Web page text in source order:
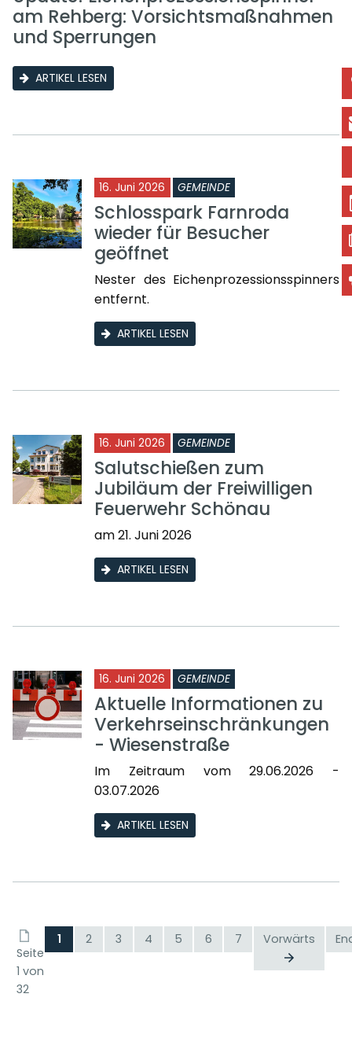
am Rehberg: Vorsichtsmaßnahmen
und Sperrungen
ARTIKEL LESEN
16. Juni 2026 GEMEINDE
Schlosspark Farnroda
wieder für Besucher
geöffnet
Nester des Eichenprozessionsspinners
entfernt.
ARTIKEL LESEN
16. Juni 2026 GEMEINDE
Salutschießen zum
Jubiläum der Freiwilligen
Feuerwehr Schönau
am 21. Juni 2026
ARTIKEL LESEN
16. Juni 2026 GEMEINDE
Aktuelle Informationen zu
Verkehrseinschränkungen
- Wiesenstraße
Im Zeitraum vom 29.06.2026 -
03.07.2026
ARTIKEL LESEN
Seite
1 von
32
1 2 3 4 5 6 7 Vorwärts